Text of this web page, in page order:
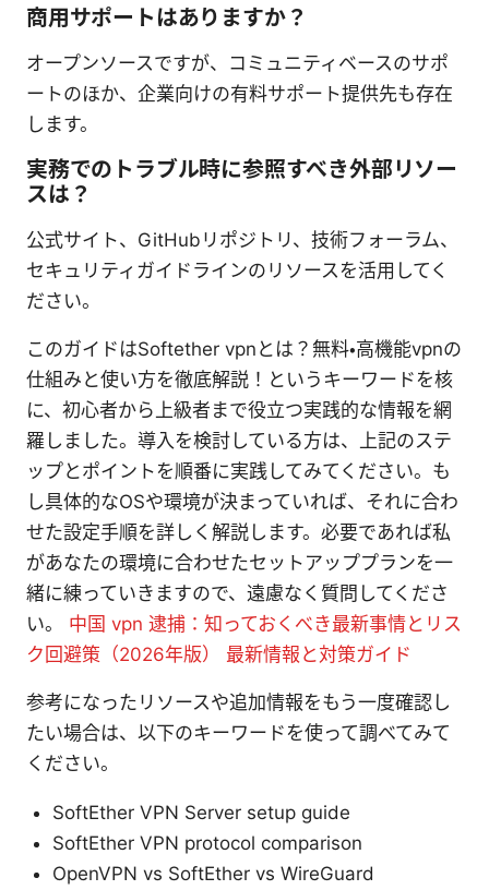
商用サポートはありますか？
オープンソースですが、コミュニティベースのサポ
ートのほか、企業向けの有料サポート提供先も存在
します。
実務でのトラブル時に参照すべき外部リソー
スは？
公式サイト、GitHubリポジトリ、技術フォーラム、
セキュリティガイドラインのリソースを活用してく
ださい。
このガイドはSoftether vpnとは？無料・高機能vpnの
仕組みと使い方を徹底解説！というキーワードを核
に、初心者から上級者まで役立つ実践的な情報を網
羅しました。導入を検討している方は、上記のステ
ップとポイントを順番に実践してみてください。も
し具体的なOSや環境が決まっていれば、それに合わ
せた設定手順を詳しく解説します。必要であれば私
があなたの環境に合わせたセットアッププランを一
緒に練っていきますので、遠慮なく質問してくださ
い。 中国 vpn 逮捕：知っておくべき最新事情とリス
ク回避策（2026年版） 最新情報と対策ガイド
参考になったリソースや追加情報をもう一度確認し
たい場合は、以下のキーワードを使って調べてみて
ください。
SoftEther VPN Server setup guide
SoftEther VPN protocol comparison
OpenVPN vs SoftEther vs WireGuard